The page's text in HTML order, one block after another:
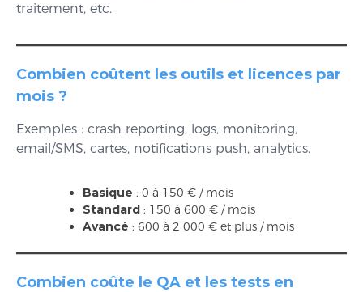
traitement, etc.
Combien coûtent les outils et licences par
mois ?
Exemples : crash reporting, logs, monitoring,
email/SMS, cartes, notifications push, analytics.
Basique : 0 à 150 € / mois
Standard : 150 à 600 € / mois
Avancé : 600 à 2 000 € et plus / mois
Combien coûte le QA et les tests en